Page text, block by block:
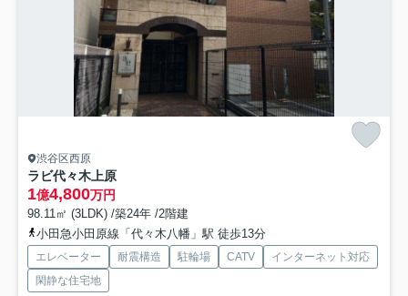
渋谷区西原
ラビ代々木上原
1億4,800万円
98.11㎡ (3LDK) /築24年 /2階建
小田急小田原線「代々木八幡」駅 徒歩13分
エレベーター 耐震構造 駐輪場 CATV
インターネット対応
閑静な住宅地